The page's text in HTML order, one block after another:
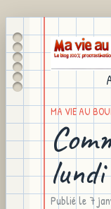
MA VIE AU
Publié le 7